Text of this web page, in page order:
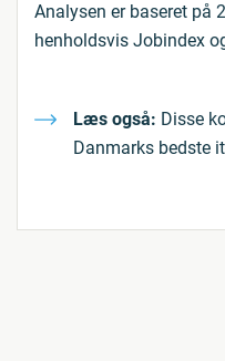
Analysen er baseret på
henholdsvis Jobindex
Læs også: Disse
Danmarks bedste